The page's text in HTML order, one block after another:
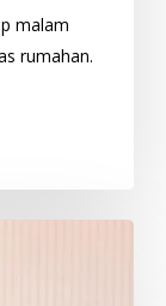
malam
rumahan.